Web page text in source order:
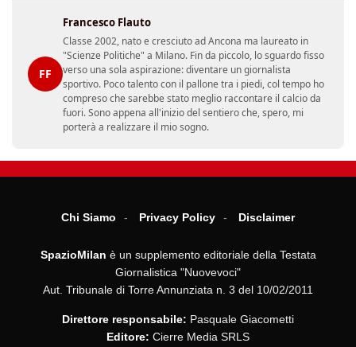
FF
Francesco Flauto
Classe 2002, nato e cresciuto ad Ancona ma laureato in
"Scienze Politiche" a Milano. Fin da piccolo, lo sguardo fisso
verso una sola aspirazione: diventare un giornalista
sportivo. Poco talento con il pallone tra i piedi, col tempo ho
compreso che sarebbe stato meglio raccontare il calcio da
fuori. Sono appena all'inizio del sentiero che, spero, mi
porterà a realizzare il mio sogno.
Chi Siamo Privacy Policy Disclaimer
SpazioMilan è un supplemento editoriale della Testata
Giornalistica "Nuovevoci"
Aut. Tribunale di Torre Annunziata n. 3 del 10/02/2011
Direttore responsabile: Pasquale Giacometti
Editore: Cierre Media SRLS